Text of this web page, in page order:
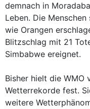
demnach in
Leben. Die
wie Orangen
Blitzschlag mit 21
Simbabwe ereignet.
Bisher hielt die WMO
Wetterrekorde fest.
weitere